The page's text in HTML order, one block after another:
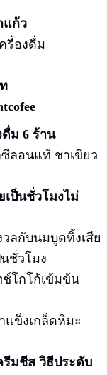
แก้ว
รื่องดื่ม
ม 6 ร้าน
ลอนแท้ ชาเขียว
เป็นชั่วโมงไม่
ลกับนมบูดทิ้งเสีย
ชั่วโมง
ช์โกโก้เข้มข้น
แข็งเกล็ดหิมะ
รีมชีส วิธีประดับ